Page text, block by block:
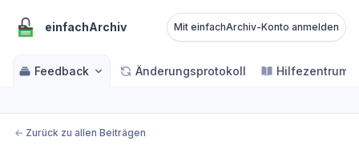
einfachArchiv Mit einfachArchiv-Konto anmelden
Feedback Änderungsprotokoll Hilfezentrum
← Zurück zu allen Beiträgen